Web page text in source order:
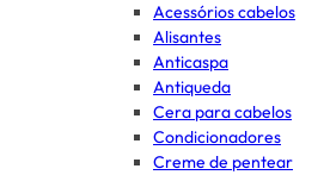
Acessórios cabelos
Alisantes
Anticaspa
Antiqueda
Cera para cabelos
Condicionadores
Creme de pentear